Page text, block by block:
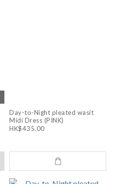
Day-to-Night pleated wasit
Midi Dress (PINK)
HK$435.00